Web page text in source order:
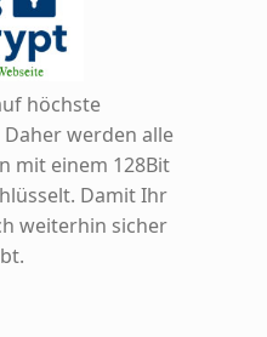
höchste
werden alle
mit einem 128Bit
Damit Ihr
weiterhin sicher